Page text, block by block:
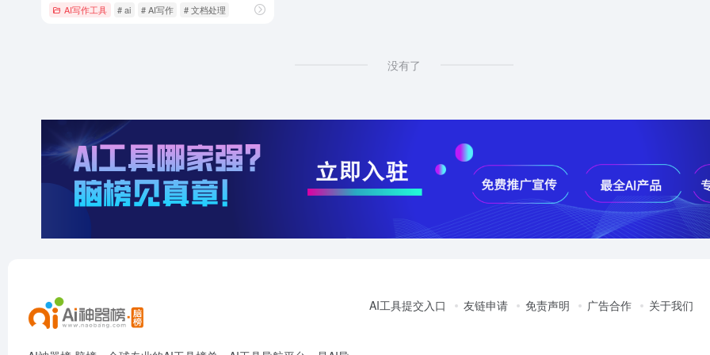
AI写作工具 # ai # AI写作 # 文档处理
没有了
AI工具提交入口 友链申请 免责声明 广告合作 关于我们